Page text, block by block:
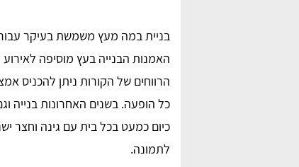
בניית במה מעץ משמשת בעיקר עבור
האמנות הבנייה בעץ מוסיפה
הרווחים של הקורות ניתן להכניס
כל הופעה. בשנים האחרונות בנייה
כיום כמעט בכל בית עם גינה וחצר
לתמונה.